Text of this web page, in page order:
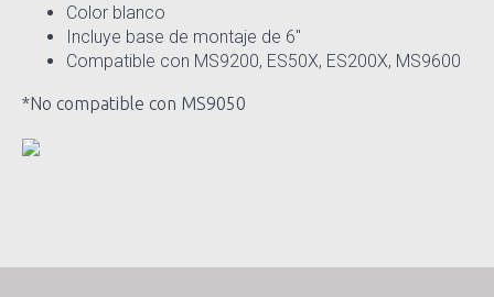
Color blanco
Incluye base de montaje de 6″
Compatible con MS9200, ES50X, ES200X, MS9600
*No compatible con MS9050